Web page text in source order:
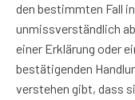
den bestimmten Fall
unmissverständlich
einer Erklärung oder
bestätigenden
verstehen gibt, dass